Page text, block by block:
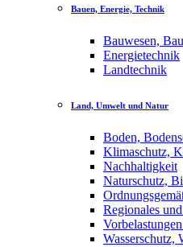
Bauen, Energie, Technik
Bauwesen,
Energietechnik
Landtechnik
Land, Umwelt und Natur
Boden,
Klimaschutz,
Nachhaltigkeit
Naturschutz,
Regionales
Wasserschutz,